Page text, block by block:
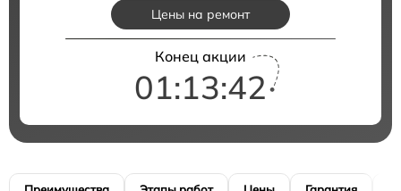
Цены на ремонт
Конец акции
01:13:41